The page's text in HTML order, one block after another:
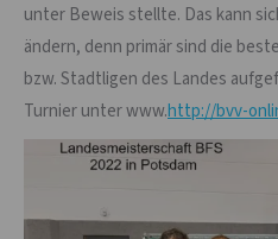
unter Beweis stellte. Das kann
ändern, denn primär sind die
bzw. Stadtligen des Landes
Turnier unter www.http://bvv-